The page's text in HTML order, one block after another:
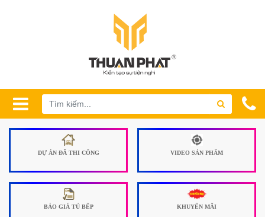
DỰ ÁN ĐÃ THI CÔNG VIDEO SẢN PHẨM
BÁO GIÁ TỦ BẾP KHUYẾN MÃI